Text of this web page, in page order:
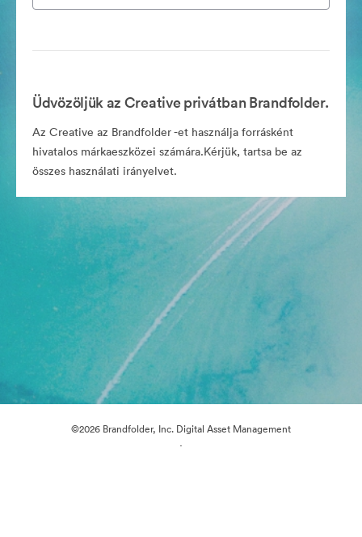
Üdvözöljük az Creative privátban Brandfolder.
Az Creative az Brandfolder -et használja forrásként
hivatalos márkaeszközei számára.Kérjük, tartsa be az
összes használati irányelvet.
©2026 Brandfolder, Inc. Digital Asset Management
·